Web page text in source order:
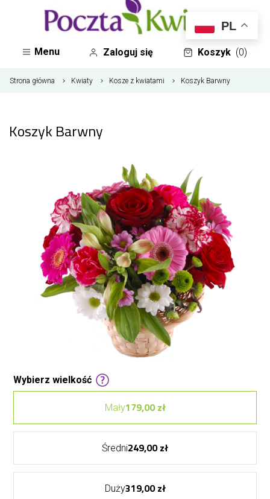
Menu Zaloguj się Koszyk (0)
Strona główna Kwiaty Kosze z kwiatami Koszyk Barwny
Koszyk Barwny
Wybierz wielkość
Mały179,00 zł
Średni249,00 zł
Duży319,00 zł
PL